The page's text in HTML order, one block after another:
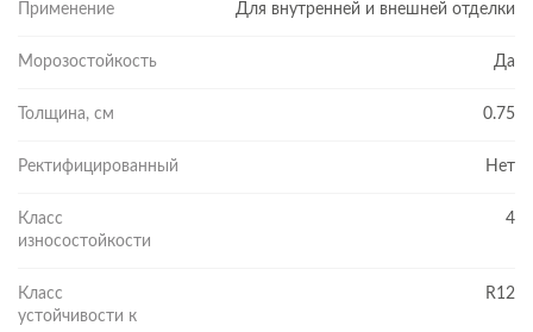
Применение Для внутренней и внешней отделки
Морозостойкость Да
Толщина, см 0.75
Ректифицированный Нет
Класс
износостойкости
4
Класс
устойчивости к
R12